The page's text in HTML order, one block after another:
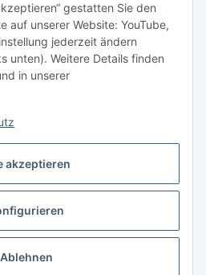
akzeptieren
Ablehnen
gestatten Sie den
auf unserer Website: YouTube,
jederzeit ändern
unten). Weitere Details finden
in unserer
widerrufen
zzgl.Versand